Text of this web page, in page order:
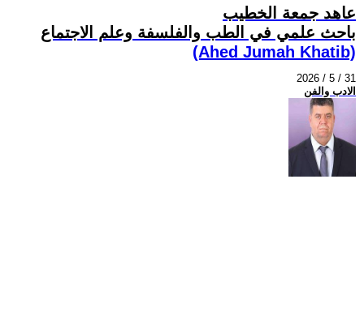
عاهد جمعة الخطيب
باحث علمي في الطب والفلسفة وعلم الاجتماع
(Ahed Jumah Khatib)
2026 / 5 / 31
الادب والفن